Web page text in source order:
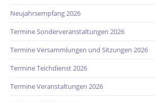
Neujahrsempfang 2026
Termine Sonderveranstaltungen 2026
Termine Versammlungen und Sitzungen 2026
Termine Teichdienst 2026
Termine Veranstaltungen 2026